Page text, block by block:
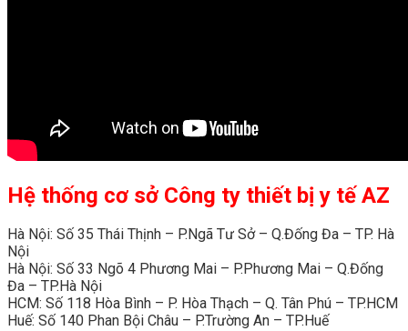
Hệ thống cơ sở Công ty thiết bị y tế AZ
Hà Nội: Số 35 Thái Thịnh – P.Ngã Tư Sở – Q.Đống Đa – TP. Hà
Nội
Hà Nội: Số 33 Ngõ 4 Phương Mai – P.Phương Mai – Q.Đống
Đa – TP.Hà Nội
HCM: Số 118 Hòa Bình – P. Hòa Thạch – Q. Tân Phú – TP.HCM
Huế: Số 140 Phan Bội Châu – P.Trường An – TP.Huế